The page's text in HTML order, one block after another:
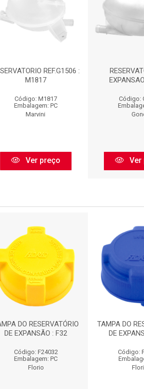
REF.G1506 :
M1817
Código: M1817
Embalagem: PC
Marvini
Ver preço
Código:
Ver
DO RESERVATÓRIO
DE EXPANSÃO : F32
Código: F24032
Embalagem: PC
Florio
TAMPA DO
DE
Código: